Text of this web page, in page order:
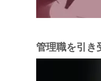
管理職を引き